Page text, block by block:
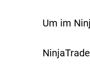
Um im